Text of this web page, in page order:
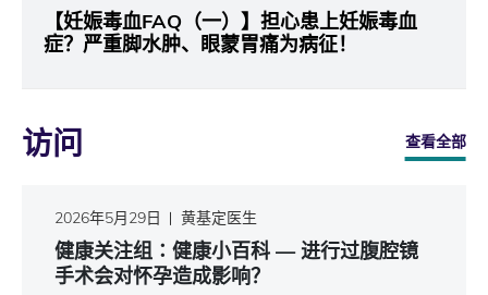
【妊娠毒血FAQ（一）】担心患上妊娠毒血
症？严重脚水肿、眼蒙胃痛为病征！
访问 查看全部
2026年5月29日 黄基定医生
健康关注组∶健康小百科 — 进行过腹腔镜
手术会对怀孕造成影响？